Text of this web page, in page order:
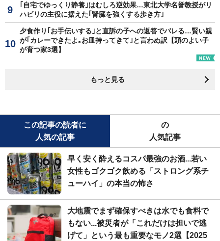
｢自宅でゆっくり静養｣はむしろ逆効果…東北大学名誉教授がリ
ハビリの主役に据えた｢腎臓を強くする歩き方｣
夕食作り｢お手伝いする｣と直訴の子への返答でバレる…賢い親
が｢カレーできたよ｡お皿持ってきて｣と言わぬ訳【頭のよい子
が育つ家3選】
もっと見る
この記事の読者に
人気の記事
の
人気記事
早く安く酔えるコスパ最強のお酒...若い
女性もゴクゴク飲める「ストロング系チ
ューハイ」の本当の怖さ
大地震でまず確保すべきは水でも食料で
もない...被災者が「これだけは担いで逃
げて」という最も重要なモノ2選【2025